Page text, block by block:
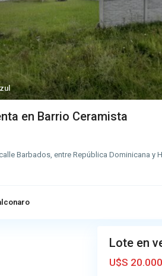
en Barrio Ceramista
Barbados, entre República Dominicana y
a
F
i
d
e
d
,
Lote en
U$S 20.000